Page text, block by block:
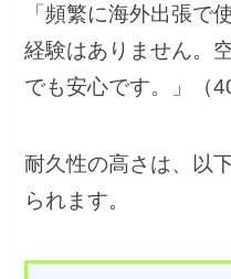
「頻繁に海外出張で
経験はありません。
でも安心です。」（
耐久性の高さは、以
られます。